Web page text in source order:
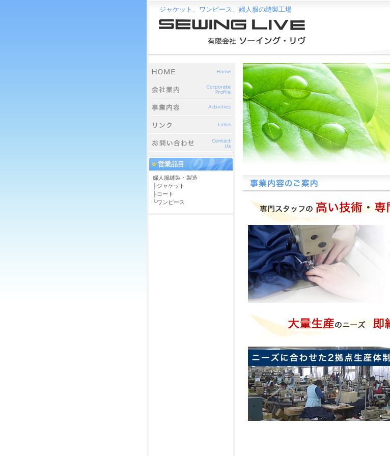
ジャケット、ワンピース、婦人服の縫製工場
営業品目
婦人服縫製・製造
├ジャケット
├コート
└ワンピース